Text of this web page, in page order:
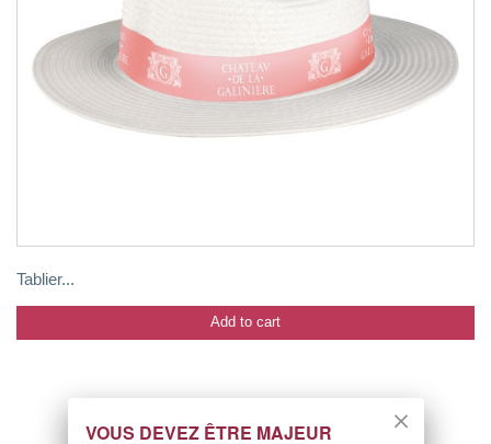
Tablier...
Add to cart
VOUS DEVEZ ÊTRE MAJEUR